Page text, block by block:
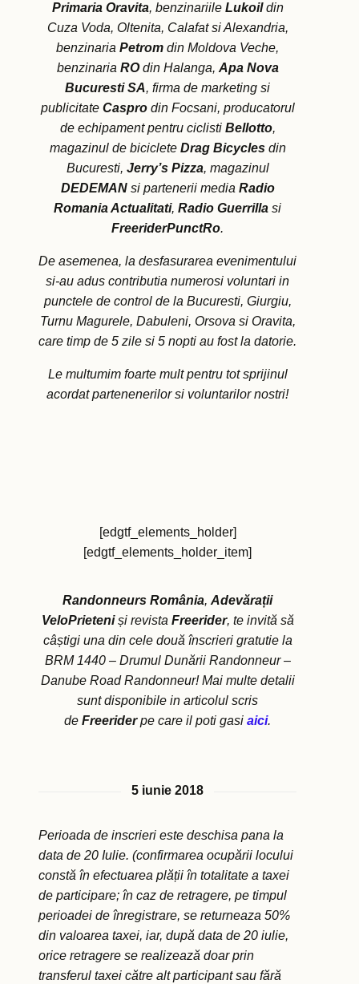
Primaria Oravita, benzinariile Lukoildin
Cuza Voda, Oltenita, Calafat si Alexandria,
benzinaria Petrom din Moldova Veche,
benzinaria ROdin Halanga, Apa Nova
Bucuresti SA, firma de marketing si
publicitate Casprodin Focsani, producatorul
de echipament pentru ciclisti Bellotto,
magazinul de biciclete Drag Bicyclesdin
Bucuresti, Jerry’s Pizza, magazinul
DEDEMANsi partenerii media Radio
Romania Actualitati, Radio Guerrilla si
FreeriderPunctRo.
De asemenea, la desfasurarea evenimentului
si-au adus contributia numerosi voluntari in
punctele de control de la Bucuresti, Giurgiu,
Turnu Magurele, Dabuleni, Orsova si Oravita,
care timp de 5 zile si 5 nopti au fost la datorie.
Le multumim foarte mult pentru tot sprijinul
acordat partenenerilor si voluntarilor nostri!
[edgtf_elements_holder]
[edgtf_elements_holder_item]
Randonneurs România, Adevărații
VeloPrieteniși revista Freerider, te invită să
câștigi una din cele două înscrieri gratutie la
BRM 1440 – Drumul Dunării Randonneur –
Danube Road Randonneur! Mai multe detalii
sunt disponibile in articolul scris
de Freeriderpe care il poti gasi aici.
5 iunie 2018
Perioada de inscrieri este deschisa pana la
data de 20 Iulie. (confirmarea ocupării locului
constă în efectuarea plății în totalitate a taxei
de participare; în caz de retragere, pe timpul
perioadei de înregistrare, se returneaza 50%
din valoarea taxei, iar, după data de 20 iulie,
orice retragere se realizează doar prin
transferul taxei către alt participant sau fără